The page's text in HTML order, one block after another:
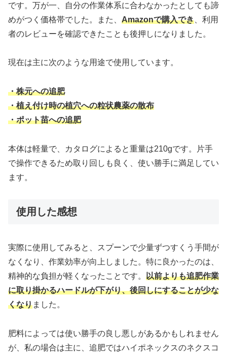
です。万が一、自分の作業体系に合わなかったとしても諦
めがつく価格帯でした。また、 Amazonで購入でき 、利用
者のレビューを確認できたことも後押しになりました。
現在は主に次のような用途で使用しています。
・株元への追肥
・植え付け時の植穴への粒状農薬の散布
・ポット苗への追肥
本体は軽量で、カタログによると重量は210gです。片手
で操作できるため取り回しも良く、使い勝手に満足してい
ます。
使用した感想
実際に使用してみると、スプーンで少量ずつすくう手間が
なくなり、作業効率が向上しました。特に良かったのは、
精神的な負担が軽くなったことです。 以前よりも追肥作業
に取り掛かるハードルが下がり、後回しにすることが少な
くなりました。
肥料によっては使い勝手の良し悪しがあるかもしれません
が、私の場合は主に、追肥ではハイポネックスのネクスコ